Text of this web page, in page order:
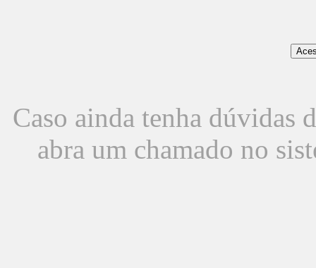
Caso ainda tenha dúvidas
abra um chamado no